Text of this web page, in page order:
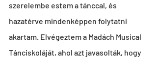
szerelembe estem a tánccal, és
hazatérve mindenképpen folytatni
akartam. Elvégeztem a Madách Musical
Tánciskoláját, ahol azt javasolták, hogy